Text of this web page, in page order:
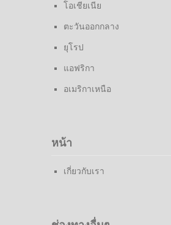
โอเชียเนีย
ตะวันออกกลาง
ยุโรป
แอฟริกา
อเมริกาเหนือ
หน้า
เกี่ยวกับเรา